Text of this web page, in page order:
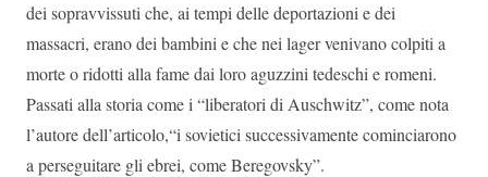
dei sopravvissuti che, ai tempi delle deportazioni e dei
massacri, erano dei bambini e che nei lager venivano colpiti a
morte o ridotti alla fame dai loro aguzzini tedeschi e romeni.
Passati alla storia come i “liberatori di Auschwitz”, come nota
l’autore dell’articolo,“i sovietici successivamente cominciarono
a perseguitare gli ebrei, come Beregovsky”.